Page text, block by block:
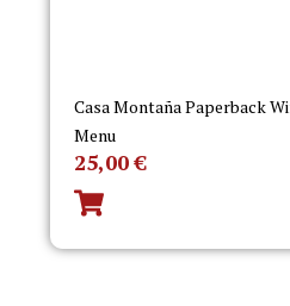
Casa Montaña Paperback
Menu
25,00€